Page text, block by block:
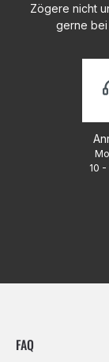
Zögere nicht
gerne bei
10 -
FAQ